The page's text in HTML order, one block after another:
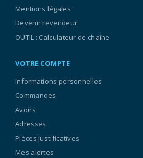
Mentions légales
Devenir revendeur
OUTIL : Calculateur de chaîne
VOTRE COMPTE
Informations personnelles
Commandes
Avoirs
Adresses
Pièces justificatives
Mes alertes